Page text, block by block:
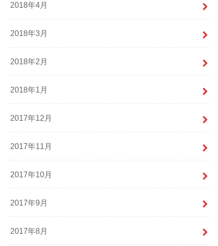
2018年4月
2018年3月
2018年2月
2018年1月
2017年12月
2017年11月
2017年10月
2017年9月
2017年8月